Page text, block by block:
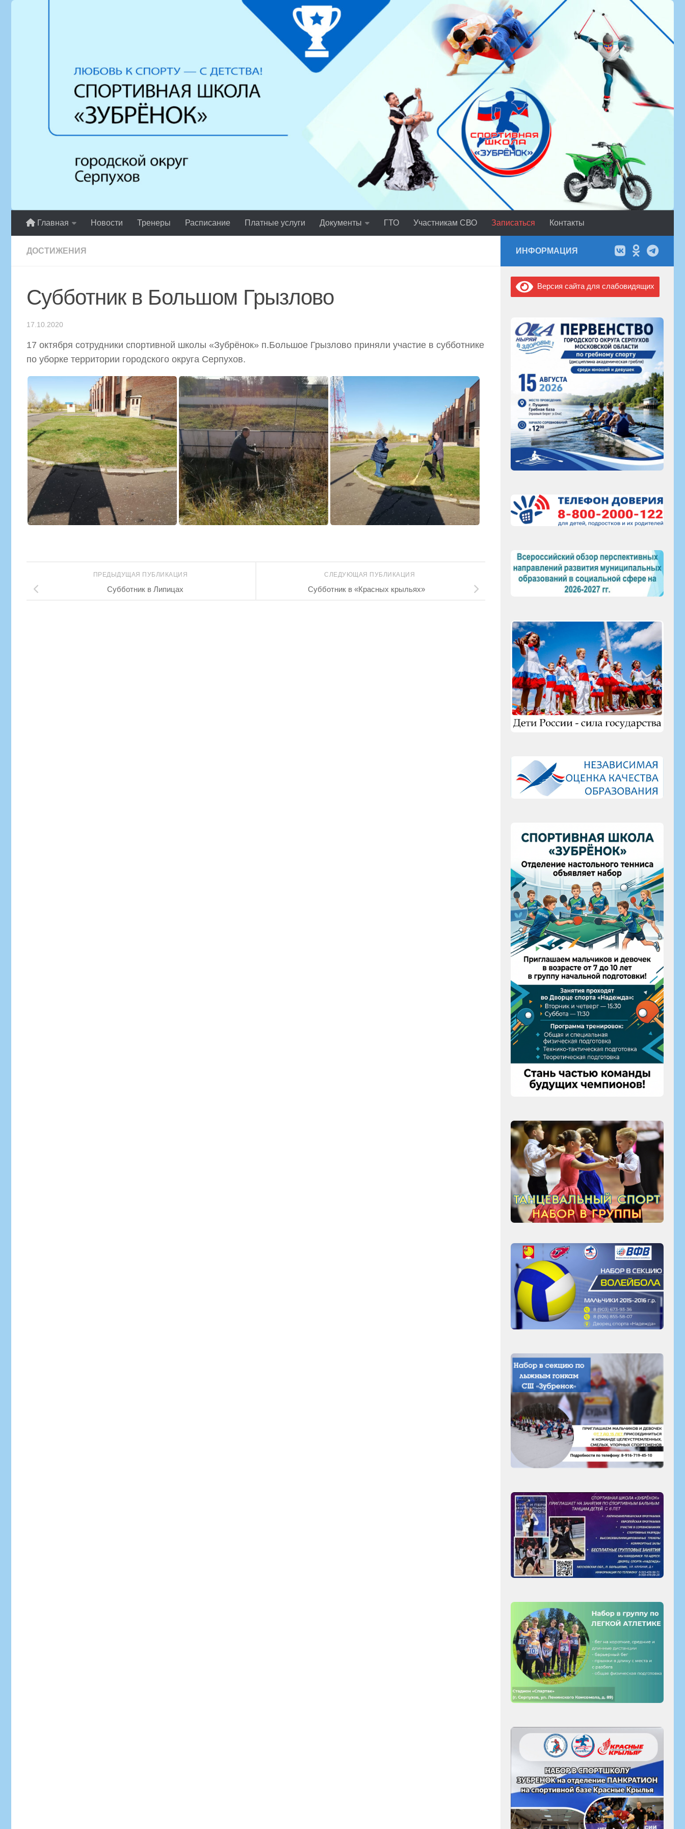
Главная Новости Тренеры Расписание Платные услуги Документы ГТО Участникам СВО Записаться Контакты
ДОСТИЖЕНИЯ
Субботник в Большом Грызлово
17.10.2020
17 октября сотрудники спортивной школы «Зубрёнок» п.Большое Грызлово приняли участие в субботнике
по уборке территории городского округа Серпухов.
СЛЕДУЮЩАЯ ПУБЛИКАЦИЯ
Субботник в «Красных крыльях»
ПРЕДЫДУЩАЯ ПУБЛИКАЦИЯ
Субботник в Липицах
ИНФОРМАЦИЯ
Версия сайта для слабовидящих